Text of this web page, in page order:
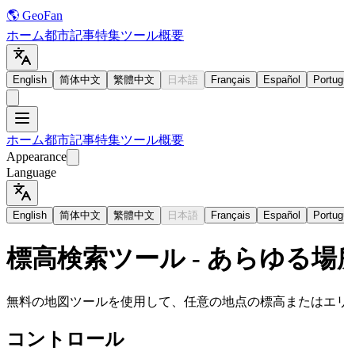
🌎 GeoFan
ホーム都市記事特集ツール概要
English 简体中文 繁體中文 日本語 Français Español
ホーム都市記事特集ツール概要
Appearance
Language
English 简体中文 繁體中文 日本語 Français Español
標高検索ツール - あらゆる
無料の地図ツールを使用して、任意の地点の標高または
コントロール